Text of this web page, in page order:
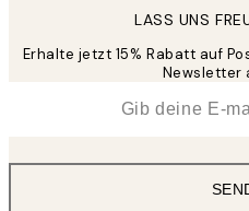
LASS UNS
Erhalte jetzt 15% Rabatt auf
Newsletter